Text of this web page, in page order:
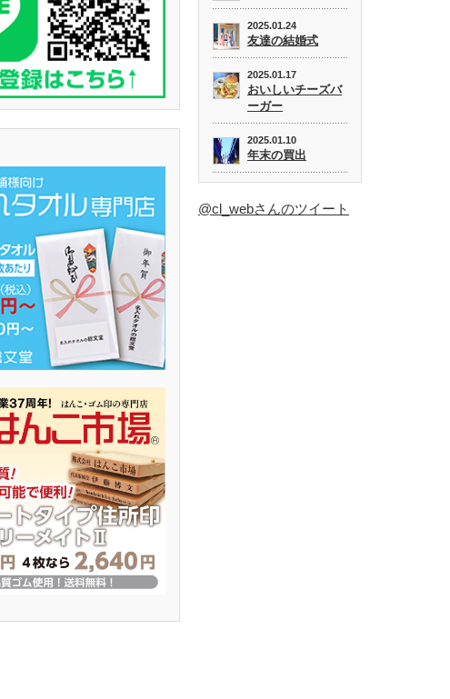
2025.01.24
友達の結婚式
2025.01.17
おいしいチーズバ
ーガー
2025.01.10
年末の買出
@cl_webさんのツイート